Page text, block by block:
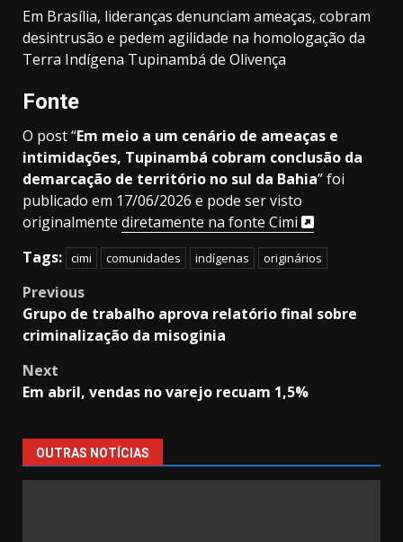
Em Brasília, lideranças denunciam ameaças, cobram
desintrusão e pedem agilidade na homologação da
Terra Indígena Tupinambá de Olivença
Fonte
O post “Em meio a um cenário de ameaças e
intimidações, Tupinambá cobram conclusão da
demarcação de território no sul da Bahia” foi
publicado em 17/06/2026 e pode ser visto
originalmente diretamente na fonte Cimi
Tags: cimi comunidades indígenas originários
Post
navigation
Previous
Grupo de trabalho aprova relatório final sobre
criminalização da misoginia
Next
Em abril, vendas no varejo recuam 1,5%
OUTRAS NOTÍCIAS